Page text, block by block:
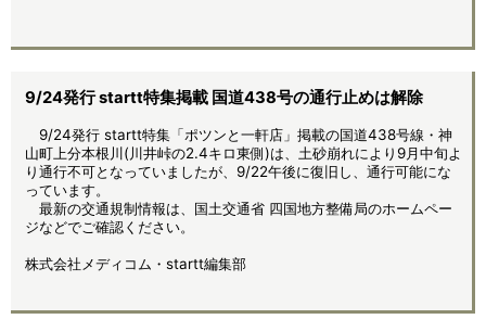
9/24発行 startt特集掲載 国道438号の通行止めは解除
9/24発行 startt特集「ポツンと一軒店」掲載の国道438号線・神
山町上分本根川(川井峠の2.4キロ東側)は、土砂崩れにより9月中旬よ
り通行不可となっていましたが、9/22午後に復旧し、通行可能にな
っています。
最新の交通規制情報は、国土交通省 四国地方整備局のホームペー
ジなどでご確認ください。
株式会社メディコム・startt編集部